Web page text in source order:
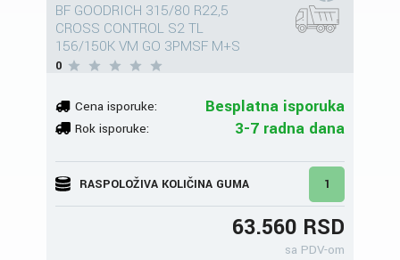
BF GOODRICH 315/80 R22,5
CROSS CONTROL S2 TL
156/150K VM GO 3PMSF M+S
0
Cena isporuke: Besplatna isporuka
Rok isporuke: 3-7 radna dana
RASPOLOŽIVA KOLIČINA GUMA 1
63.560 RSD
sa PDV-om